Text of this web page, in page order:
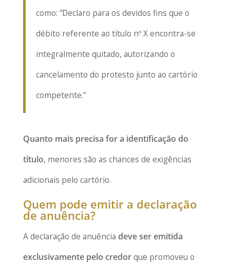
como: “Declaro para os devidos fins que o
débito referente ao título nº X encontra-se
integralmente quitado, autorizando o
cancelamento do protesto junto ao cartório
competente.”
Quanto mais precisa for a identificação do
título, menores são as chances de exigências
adicionais pelo cartório.
Quem pode emitir a declaração
de anuência?
A declaração de anuência deve ser emitida
exclusivamente pelo credorque promoveu o